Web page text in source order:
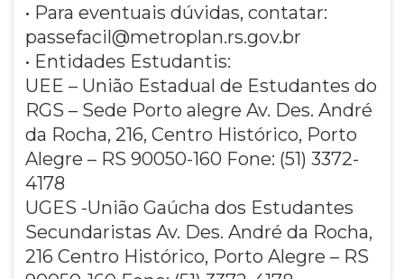
• Para eventuais dúvidas, contatar:
passefacil@metroplan.rs.gov.br
• Entidades Estudantis:
UEE – União Estadual de Estudantes do
RGS – Sede Porto alegre Av. Des. André
da Rocha, 216, Centro Histórico, Porto
Alegre – RS 90050-160 Fone: (51) 3372-
4178
UGES -União Gaúcha dos Estudantes
Secundaristas Av. Des. André da Rocha,
216 Centro Histórico, Porto Alegre – RS